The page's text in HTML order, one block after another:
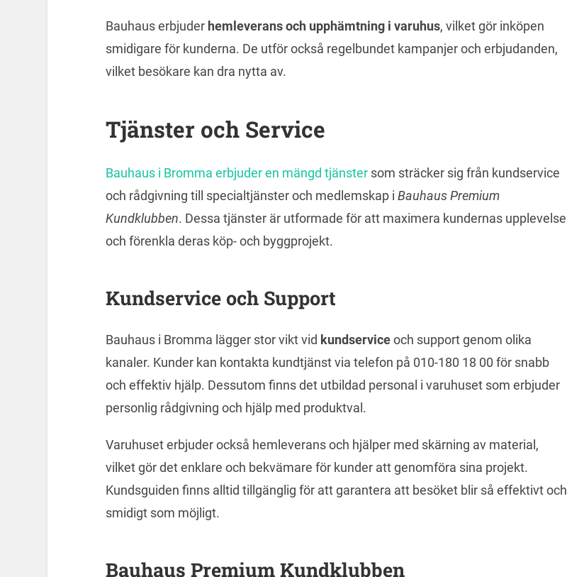
Bauhaus erbjuder hemleverans och upphämtning i varuhus, vilket gör inköpen
smidigare för kunderna. De utför också regelbundet kampanjer och erbjudanden,
vilket besökare kan dra nytta av.
Tjänster och Service
Bauhaus i Bromma erbjuder en mängd tjänstersom sträcker sig från kundservice
och rådgivning till specialtjänster och medlemskap i Bauhaus Premium
Kundklubben. Dessa tjänster är utformade för att maximera kundernas upplevelse
och förenkla deras köp- och byggprojekt.
Kundservice och Support
Bauhaus i Bromma lägger stor vikt vid kundserviceoch support genom olika
kanaler. Kunder kan kontakta kundtjänst via telefon på 010-180 18 00 för snabb
och effektiv hjälp. Dessutom finns det utbildad personal i varuhuset som erbjuder
personlig rådgivning och hjälp med produktval.
Varuhuset erbjuder också hemleverans och hjälper med skärning av material,
vilket gör det enklare och bekvämare för kunder att genomföra sina projekt.
Kundsguiden finns alltid tillgänglig för att garantera att besöket blir så effektivt och
smidigt som möjligt.
Bauhaus Premium Kundklubben